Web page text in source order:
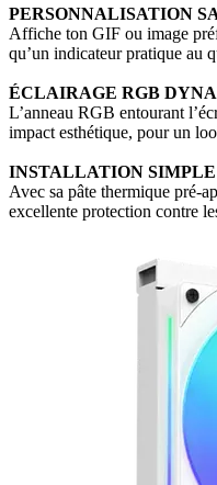
PERSONNALISATION
Affiche ton GIF ou image
qu’un indicateur pratique au
ÉCLAIRAGE RGB
L’anneau RGB entourant
impact esthétique, pour un
INSTALLATION
Avec sa pâte thermique pré-
excellente protection contre